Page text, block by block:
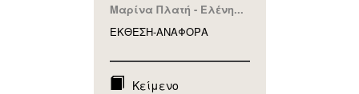
Μαρίνα Πλατή - Ελένη...
ΕΚΘΕΣΗ-ΑΝΑΦΟΡA
Κείμενο